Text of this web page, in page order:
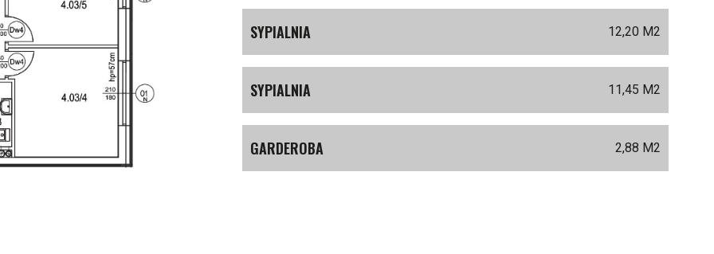
SYPIALNIA 12,20 M2
SYPIALNIA 11,45 M2
GARDEROBA 2,88 M2